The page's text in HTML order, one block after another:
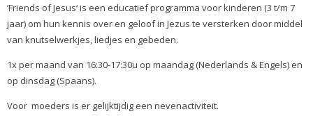
‘Friends of Jesus‘ is een educatief programma voor kinderen (3 t/m 7
jaar) om hun kennis over en geloof in Jezus te versterken door middel
van knutselwerkjes, liedjes en gebeden.
1x per maand van 16:30-17:30u op maandag (Nederlands & Engels) en
op dinsdag (Spaans).
Voor moeders is er gelijktijdig een nevenactiviteit.